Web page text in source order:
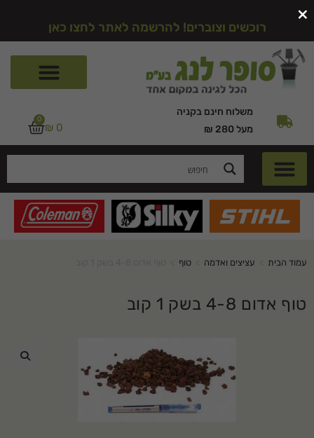
רוכשים וצוברים! להרשמה לאתר לחצו כאן
משלוח חינם בקניה
מעל 280 ₪
₪ 0
0
עמוד הבית עציצים ואדמה טוף
טוף אדום 4-8 בשק 1 קוב
×